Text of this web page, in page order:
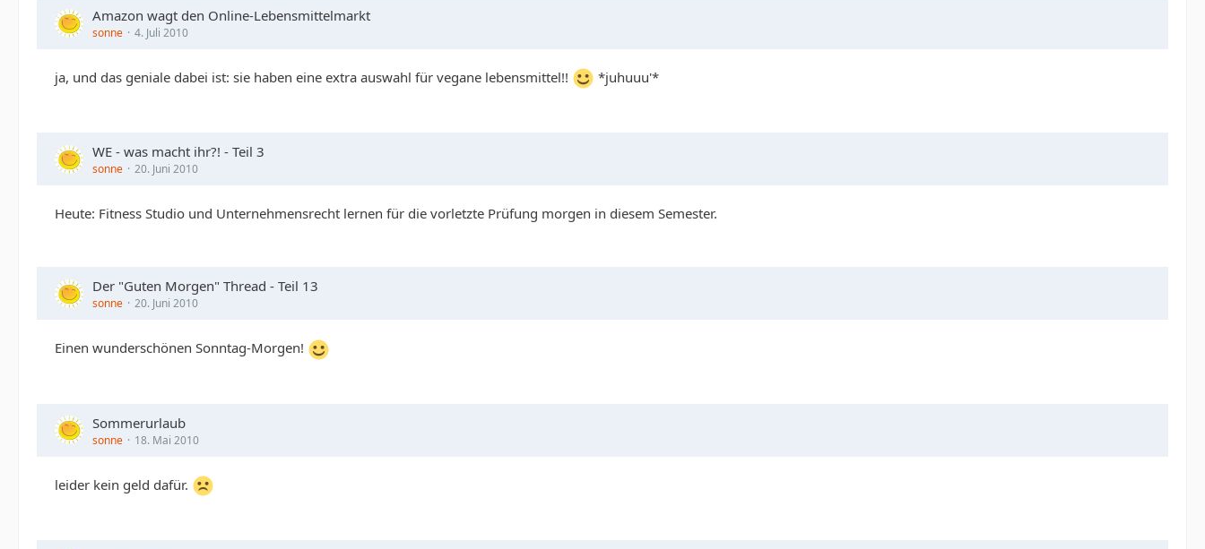
Amazon wagt den Online-Lebensmittelmarkt
sonne 4. Juli 2010
ja, und das geniale dabei ist: sie haben eine extra auswahl für vegane lebensmittel!! *juhuuu'*
WE - was macht ihr?! - Teil 3
sonne 20. Juni 2010
Heute: Fitness Studio und Unternehmensrecht lernen für die vorletzte Prüfung morgen in diesem Semester.
Der "Guten Morgen" Thread - Teil 13
sonne 20. Juni 2010
Einen wunderschönen Sonntag-Morgen!
Sommerurlaub
sonne 18. Mai 2010
leider kein geld dafür.